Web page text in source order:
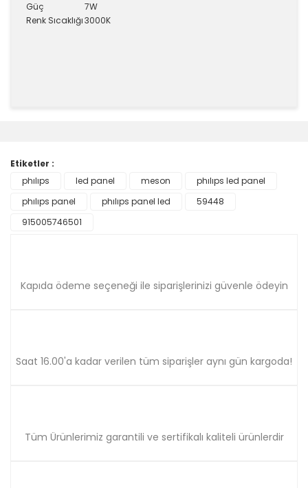
Güç
7W
Renk Sıcaklığı3000K
Ürün resmi kalitesiz, bozuk veya görüntülenemiyor.
Ürün açıklamasında eksik bilgiler bulunuyor.
Ürün bilgilerinde hatalar bulunuyor.
Etiketler :
phılıps
led panel meson
phılıps led panel
phılıps panel
phılıps panel led
59448
915005746501
Kapıda ödeme seçeneği ile siparişlerinizi güvenle ödeyin
Saat 16.00'a kadar verilen tüm siparişler aynı gün kargoda!
Tüm Ürünlerimiz garantili ve sertifikalı kaliteli ürünlerdir